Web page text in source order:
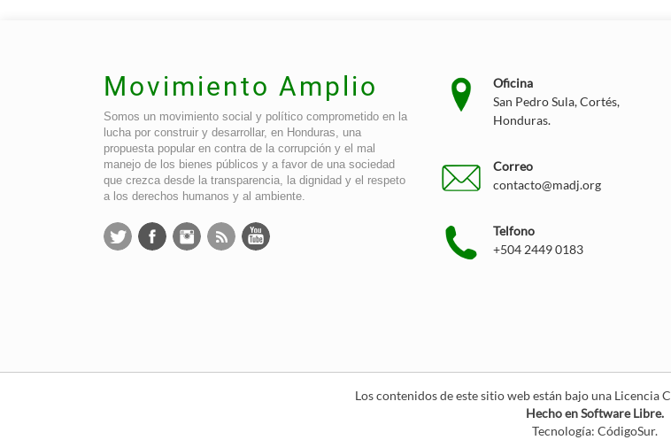
Movimiento Amplio
Somos un movimiento social y político comprometido en la
lucha por construir y desarrollar, en Honduras, una
propuesta popular en contra de la corrupción y el mal
manejo de los bienes públicos y a favor de una sociedad
que crezca desde la transparencia, la dignidad y el respeto
a los derechos humanos y al ambiente.
Oficina
San Pedro Sula, Cortés,
Honduras.
Correo
contacto@madj.org
Telfono
+504 2449 0183
Los contenidos de este sitio web están bajo una Licencia
Hecho en Software Libre.
Tecnología: CódigoSur.